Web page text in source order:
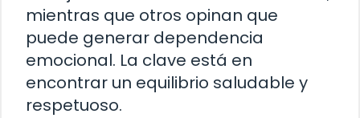
mientras que otros opinan que
puede generar dependencia
emocional. La clave está en
encontrar un equilibrio saludable y
respetuoso.